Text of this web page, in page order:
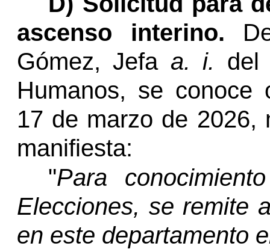
ascenso interino.
Gómez,Jefa a. i. del
Humanos, se
17 de marzo de 2026,
manifiesta:
"Para
Elecciones, se remite
en este departamento